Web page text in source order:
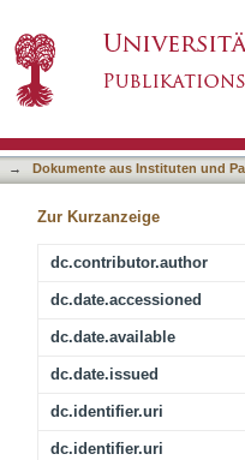
→ Dokumente aus Instituten und
Zur Kurzanzeige
dc.contributor.author
dc.date.accessioned
dc.date.available
dc.date.issued
dc.identifier.uri
dc.identifier.uri